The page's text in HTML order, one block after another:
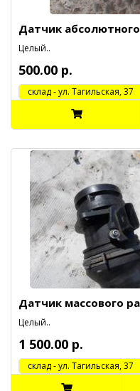
Датчик
Целый..
500.00 р.
cклад - ул. Тагильская, 37
Датчик массового
Целый..
1 500.00 р.
cклад - ул. Тагильская, 37